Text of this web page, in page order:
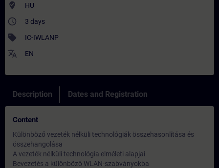
where_to_vote HU
access_time 3 days
sell IC-IWLANP
translate EN
Description Dates and Registration
Content
Különböző vezeték nélküli technológiák összehasonlítása és
összehangolása
A vezeték nélküli technológia elméleti alapjai
Bevezetés a különböző WLAN-szabványokba